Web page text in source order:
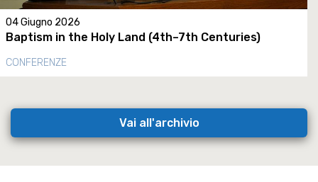
04 Giugno 2026
Baptism in the Holy Land (4th–7th Centuries)
CONFERENZE
Vai all'archivio